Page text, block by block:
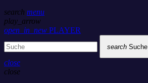
search menu
play_arrow
open_in_new PLAYER
search Suche
close
close